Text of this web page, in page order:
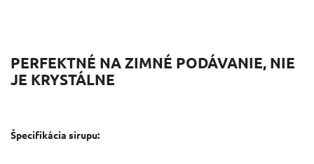
PERFEKTNÉ NA ZIMNÉ PODÁVANIE, NIE
JE KRYSTÁLNE
Špecifikácia sirupu: